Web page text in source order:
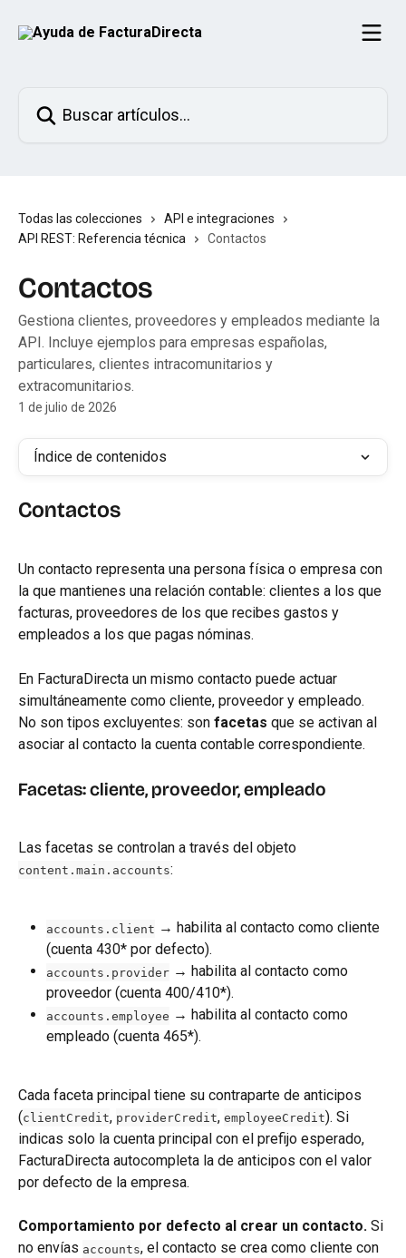
Todas las colecciones
API e integraciones
API REST: Referencia técnica
Contactos
Contactos
Gestiona clientes, proveedores y empleados mediante la
API. Incluye ejemplos para empresas españolas,
particulares, clientes intracomunitarios y
extracomunitarios.
1 de julio de 2026
Índice de contenidos
Contactos
Un contacto representa una persona física o empresa con
la que mantienes una relación contable: clientes a los que
facturas, proveedores de los que recibes gastos y
empleados a los que pagas nóminas.
En FacturaDirecta un mismo contacto puede actuar
simultáneamente como cliente, proveedor y empleado.
No son tipos excluyentes: son facetas que se activan al
asociar al contacto la cuenta contable correspondiente.
Facetas: cliente, proveedor, empleado
Las facetas se controlan a través del objeto
content.main.accounts:
accounts.client → habilita al contacto como cliente
(cuenta 430* por defecto).
accounts.provider → habilita al contacto como
proveedor (cuenta 400/410*).
accounts.employee → habilita al contacto como
empleado (cuenta 465*).
Cada faceta principal tiene su contraparte de anticipos
(clientCredit, providerCredit, employeeCredit). Si
indicas solo la cuenta principal con el prefijo esperado,
FacturaDirecta autocompleta la de anticipos con el valor
por defecto de la empresa.
Comportamiento por defecto al crear un contacto. Si
no envías accounts, el contacto se crea como cliente con